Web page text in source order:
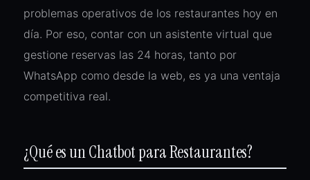
problemas operativos de los restaurantes hoy en
día. Por eso, contar con un asistente virtual que
gestione reservas las 24 horas, tanto por
WhatsApp como desde la web, es ya una ventaja
competitiva real.
¿Qué es un Chatbot para Restaurantes?